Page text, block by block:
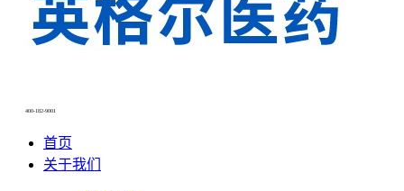
400-182-9001
首页
关于我们